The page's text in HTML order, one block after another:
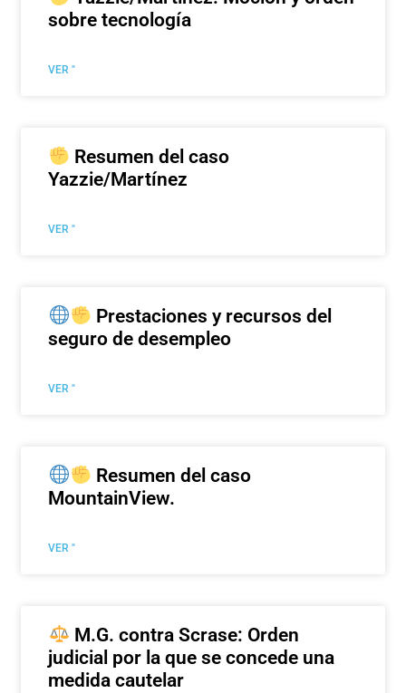
sobre tecnología
VER "
Resumen del caso
Yazzie/Martínez
VER "
Prestaciones y recursos del
seguro de desempleo
VER "
Resumen del caso
MountainView.
VER "
M.G. contra Scrase: Orden
judicial por la que se concede una
medida cautelar